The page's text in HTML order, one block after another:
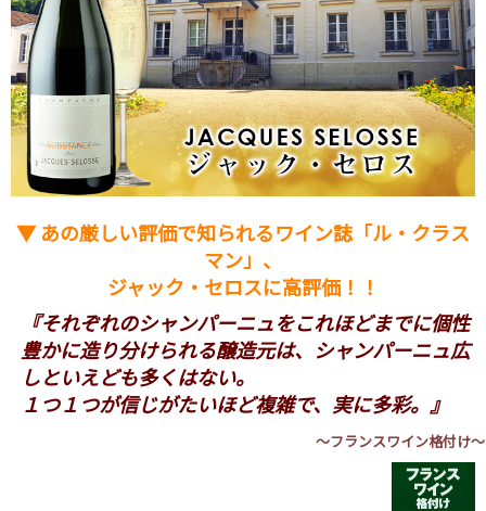
▼ あの厳しい評価で知られるワイン誌「ル・クラス
マン」、
ジャック・セロスに高評価！！
『それぞれのシャンパーニュをこれほどまでに個性
豊かに造り分けられる醸造元は、シャンパーニュ広
しといえども多くはない。
１つ１つが信じがたいほど複雑で、実に多彩。』
～フランスワイン格付け～